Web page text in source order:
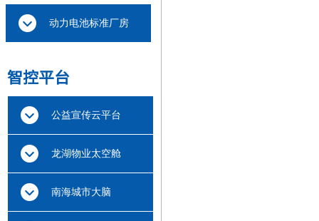
动力电池标准厂房
智控平台
公益宣传云平台
龙湖物业太空舱
南海城市大脑